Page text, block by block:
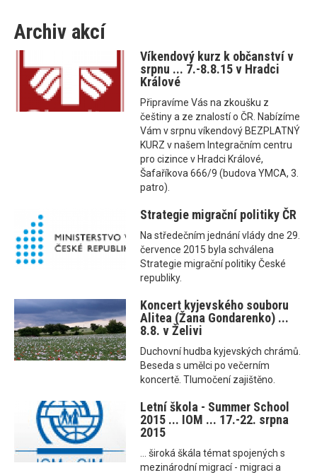
Archiv akcí
Víkendový kurz k občanství v
srpnu ... 7.-8.8.15 v Hradci
Králové
Připravíme Vás na zkoušku z
češtiny a ze znalostí o ČR. Nabízíme
Vám v srpnu víkendový BEZPLATNÝ
KURZ v našem Integračním centru
pro cizince v Hradci Králové,
Šafaříkova 666/9 (budova YMCA, 3.
patro).
Strategie migrační politiky ČR
Na středečním jednání vlády dne 29.
července 2015 byla schválena
Strategie migrační politiky České
republiky.
Koncert kyjevského souboru
Alitea (Žana Gondarenko) ...
8.8. v Želivi
Duchovní hudba kyjevských chrámů.
Beseda s umělci po večerním
koncertě. Tlumočení zajištěno.
Letní škola - Summer School
2015 ... IOM ... 17.-22. srpna
2015
... široká škála témat spojených s
mezinárodní migrací - migraci a